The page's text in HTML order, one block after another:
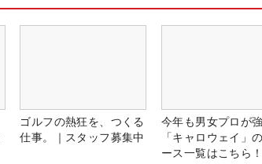
ゴルフの熱狂を、つくる
仕事。｜スタッフ募集中
今年も男女プロが
「キャロウェイ」
ース一覧はこちら！